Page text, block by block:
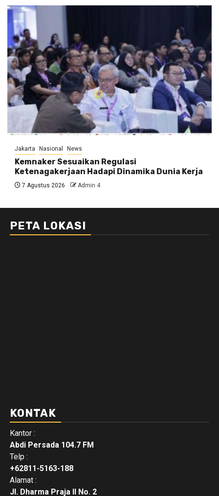
Jakarta Nasional News
Kemnaker Sesuaikan Regulasi
Ketenagakerjaan Hadapi Dinamika Dunia Kerja
7 Agustus 2026 Admin 4
PETA LOKASI
KONTAK
Kantor :
Abdi Persada 104.7 FM
Telp :
+62811-5163-188
Alamat :
Jl. Dharma Praja II No. 2